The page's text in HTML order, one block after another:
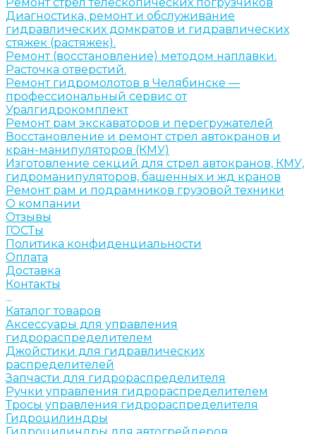
Диагностика, ремонт и обслуживание
гидравлических домкратов и гидравлических
стяжек (растяжек).
Ремонт (восстановление) методом наплавки.
Расточка отверстий.
Ремонт гидромолотов в Челябинске —
профессиональный сервис от
Уралгидрокомплект
Ремонт рам экскаваторов и перегружателей
Восстановление и ремонт стрел автокранов и
кран-манипуляторов (КМУ)
Изготовление секций для стрел автокранов, КМУ,
гидроманипуляторов, башенных и жд кранов
Ремонт рам и подрамников грузовой техники
О компании
Отзывы
ГОСТы
Политика конфиденциальности
Оплата
Доставка
Контакты
...
Каталог товаров
Аксессуары для управления
гидрораспределителем
Джойстики для гидравлических
распределителей
Запчасти для гидрораспределителя
Ручки управления гидрораспределителем
Тросы управления гидрораспределителя
Гидроцилиндры